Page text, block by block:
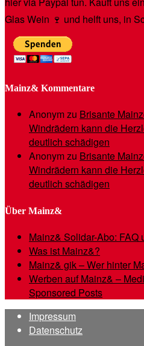
Glas Wein 🍷 und helft uns, in
Mainz& Kommentare
Anonymzu Brisante
Windrädern kann die
deutlich schädigen
Anonymzu Brisante
Windrädern kann die
deutlich schädigen
Über Mainz&
Mainz& Solidar-Abo: FAQ
Was ist Mainz&?
Mainz& gik – Wer hinter
Werben auf Mainz& –
Sponsored Posts
Impressum
Datenschutz